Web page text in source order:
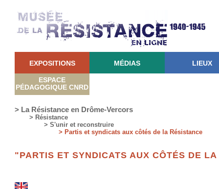
EXPOSITIONS MÉDIAS LIEUX
ESPACE
PÉDAGOGIQUE CNRD
> La Résistance en Drôme-Vercors
> Résistance
> S'unir et reconstruire
> Partis et syndicats aux côtés de la Résistance
"PARTIS ET SYNDICATS AUX CÔTÉS DE